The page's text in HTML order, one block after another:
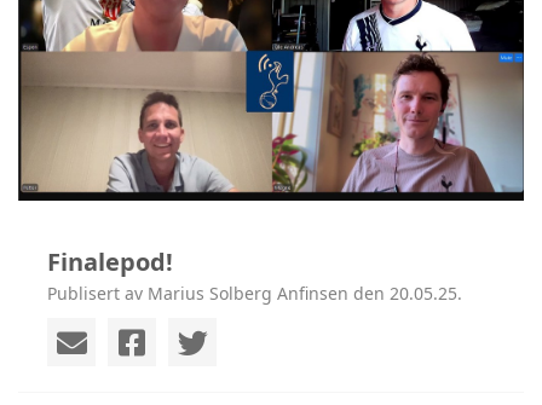
Finalepod!
Publisert av Marius Solberg Anfinsen den 20.05.25.